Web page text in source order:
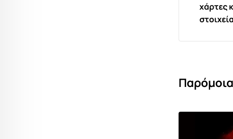
χάρτες
στοιχεία